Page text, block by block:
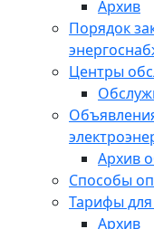
Архив
Порядок
Центры
Архив
Способы
Тарифы
Архив